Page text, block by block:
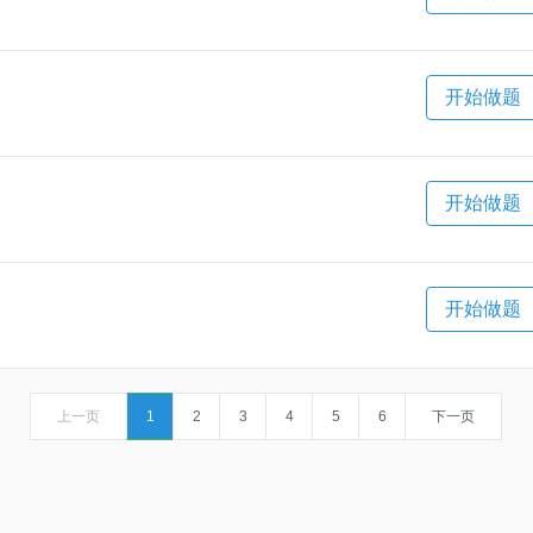
开始做题
开始做题
开始做题
上一页 1 2 3 4 5 6 下一页